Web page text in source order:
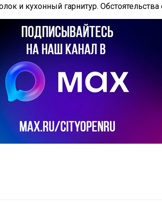
и кухонный гарнитур.